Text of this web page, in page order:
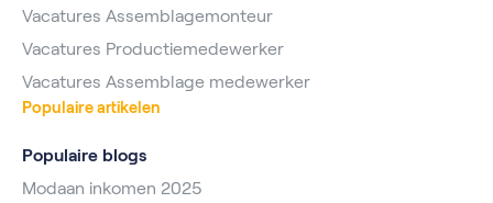
Vacatures Assemblagemonteur
Vacatures Productiemedewerker
Vacatures Assemblage medewerker
Populaire artikelen
Populaire blogs
Modaan inkomen 2025